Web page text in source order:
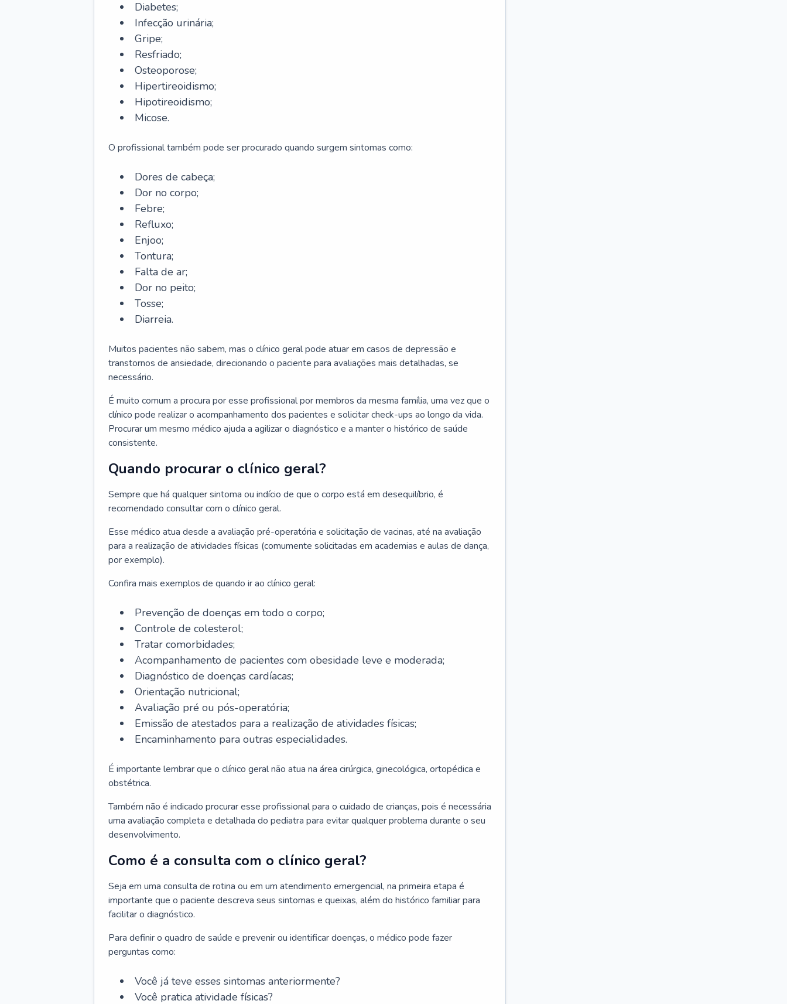
Diabetes;
Infecção urinária;
Gripe;
Resfriado;
Osteoporose;
Hipertireoidismo;
Hipotireoidismo;
Micose.
O profissional também pode ser procurado quando surgem sintomas como:
Dores de cabeça;
Dor no corpo;
Febre;
Refluxo;
Enjoo;
Tontura;
Falta de ar;
Dor no peito;
Tosse;
Diarreia.
Muitos pacientes não sabem, mas o clínico geral pode atuar em casos de depressão e
transtornos de ansiedade, direcionando o paciente para avaliações mais detalhadas, se
necessário.
É muito comum a procura por esse profissional por membros da mesma família, uma vez que o
clínico pode realizar o acompanhamento dos pacientes e solicitar check-ups ao longo da vida.
Procurar um mesmo médico ajuda a agilizar o diagnóstico e a manter o histórico de saúde
consistente.
Quando procurar o clínico geral?
Sempre que há qualquer sintoma ou indício de que o corpo está em desequilíbrio, é
recomendado consultar com o clínico geral.
Esse médico atua desde a avaliação pré-operatória e solicitação de vacinas, até na avaliação
para a realização de atividades físicas (comumente solicitadas em academias e aulas de dança,
por exemplo).
Confira mais exemplos de quando ir ao clínico geral:
Prevenção de doenças em todo o corpo;
Controle de colesterol;
Tratar comorbidades;
Acompanhamento de pacientes com obesidade leve e moderada;
Diagnóstico de doenças cardíacas;
Orientação nutricional;
Avaliação pré ou pós-operatória;
Emissão de atestados para a realização de atividades físicas;
Encaminhamento para outras especialidades.
É importante lembrar que o clínico geral não atua na área cirúrgica, ginecológica, ortopédica e
obstétrica.
Também não é indicado procurar esse profissional para o cuidado de crianças, pois é necessária
uma avaliação completa e detalhada do pediatra para evitar qualquer problema durante o seu
desenvolvimento.
Como é a consulta com o clínico geral?
Seja em uma consulta de rotina ou em um atendimento emergencial, na primeira etapa é
importante que o paciente descreva seus sintomas e queixas, além do histórico familiar para
facilitar o diagnóstico.
Para definir o quadro de saúde e prevenir ou identificar doenças, o médico pode fazer
perguntas como:
Você já teve esses sintomas anteriormente?
Você pratica atividade físicas?